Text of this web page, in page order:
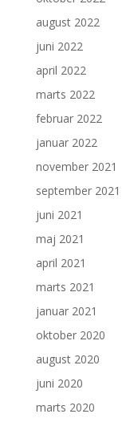
august 2022
juni 2022
april 2022
marts 2022
februar 2022
januar 2022
november 2021
september 2021
juni 2021
maj 2021
april 2021
marts 2021
januar 2021
oktober 2020
august 2020
juni 2020
marts 2020